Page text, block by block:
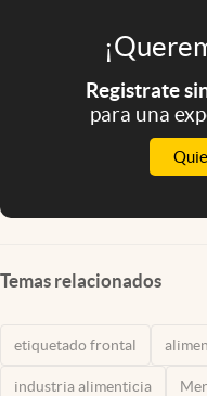
Registrate
para una
Temas relacionados
etiquetado frontal
industria alimenticia